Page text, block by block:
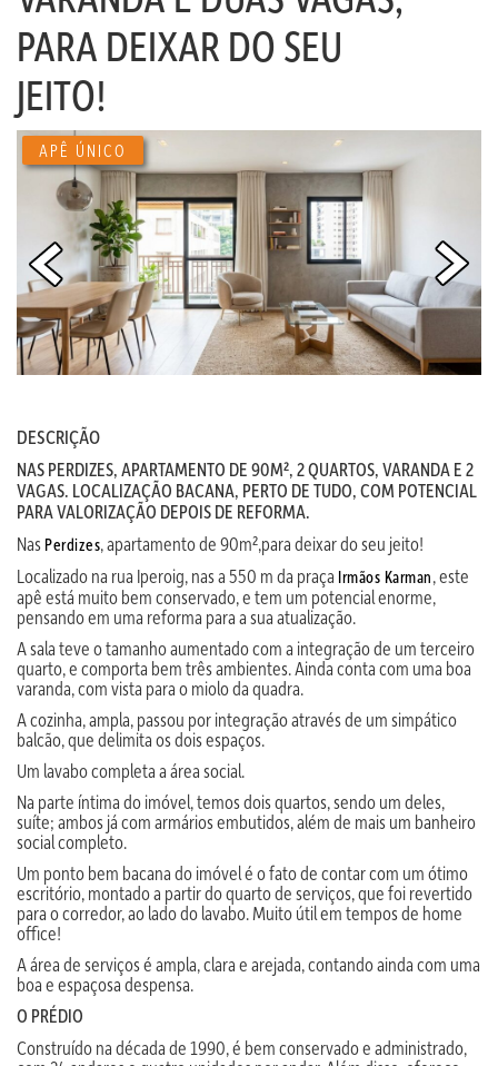
PARA DEIXAR DO SEU
JEITO!
APÊ ÚNICO
DESCRIÇÃO
NAS PERDIZES, APARTAMENTO DE 90M², 2 QUARTOS, VARANDA E 2
VAGAS. LOCALIZAÇÃO BACANA, PERTO DE TUDO, COM POTENCIAL
PARA VALORIZAÇÃO DEPOIS DE REFORMA.
Nas Perdizes, apartamento de 90m²,para deixar do seu jeito!
Localizado na rua Iperoig, nas a 550 m da praça Irmãos Karman, este
apê está muito bem conservado, e tem um potencial enorme,
pensando em uma reforma para a sua atualização.
A sala teve o tamanho aumentado com a integração de um terceiro
quarto, e comporta bem três ambientes. Ainda conta com uma boa
varanda, com vista para o miolo da quadra.
A cozinha, ampla, passou por integração através de um simpático
balcão, que delimita os dois espaços.
Um lavabo completa a área social.
Na parte íntima do imóvel, temos dois quartos, sendo um deles,
suíte; ambos já com armários embutidos, além de mais um banheiro
social completo.
Um ponto bem bacana do imóvel é o fato de contar com um ótimo
escritório, montado a partir do quarto de serviços, que foi revertido
para o corredor, ao lado do lavabo. Muito útil em tempos de home
office!
A área de serviços é ampla, clara e arejada, contando ainda com uma
boa e espaçosa despensa.
O PRÉDIO
Construído na década de 1990, é bem conservado e administrado,